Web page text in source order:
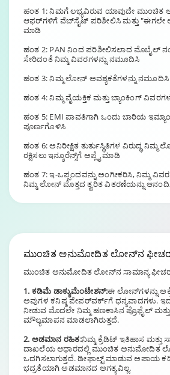
ಹಂತ 1: ನಿಮಗೆ ಲಭ್ಯವಿರುವ ಯಾವುದೇ
ಆಫರ್‌ಗಳಿಗೆ ವೆಬ್‌ಸೈಟ್ ಪರಿಶೀಲಿಸಿ ಮತ್ತು "ಈಗಲೇ
ಮಾಡಿ
ಹಂತ 2: PAN ನಿಂದ ಪರಿಶೀಲಿಸಲಾದ ಮೊಬೈಲ್
ಸೇರಿದಂತೆ ನಿಮ್ಮ ವಿವರಗಳನ್ನು ನಮೂದಿಸಿ
ಹಂತ 3: ನಿಮ್ಮ ಲೋನ್ ಅವಶ್ಯಕತೆಗಳನ್ನು ನಮೂದಿಸಿ
ಹಂತ 4: ನಿಮ್ಮ ವೈಯಕ್ತಿಕ ಮತ್ತು ಬ್ಯಾಂಕಿಂಗ್
ಹಂತ 5: EMI ಪಾವತಿಗಾಗಿ ಒಂದು ಬಾರಿಯ
ಪೂರ್ಣಗೊಳಿಸಿ
ಹಂತ 6: ಅನಿರೀಕ್ಷಿತ ತುರ್ತುಸ್ಥಿತಿಗಳ ವಿರುದ್ಧ ನಿಮ್ಮ
ರಕ್ಷಿಸಲು ಇನ್ಶೂರೆನ್ಸ್‌ಗೆ ಅಪ್ಲೈ ಮಾಡಿ
ಹಂತ 7: ಇ-ಒಪ್ಪಂದವನ್ನು ಅಂಗೀಕರಿಸಿ, ನಿಮ್ಮ
ನಿಮ್ಮ ಲೋನ್ ಮೊತ್ತದ ತ್ವರಿತ ವಿತರಣೆಯನ್ನು
ಮುಂಚಿತಅನುಮೋದಿತ ಲೋನ್ನ
ಮುಂಚಿತ ಅನುಮೋದಿತ ಲೋನ್‌ನ ಸಾಮಾನ್ಯ
1. ಕಡಿಮೆ ಡಾಕ್ಯುಮೆಂಟೇಶನ್:ಈ ಲೋನ್‌ಗಳನ್ನು
ಅವುಗಳ ಕನಿಷ್ಠ ಪೇಪರ್‌ವರ್ಕ್‌ಗೆ ಧನ್ಯವಾದಗಳು.
ನೀಡುವ ಮೊದಲೇ ನಿಮ್ಮ ಹಣಕಾಸಿನ ಪ್ರೊಫೈಲ್
ಮೌಲ್ಯಮಾಪನ ಮಾಡಲಾಗಿರುತ್ತದೆ.
2. ಅಡಮಾನ ರಹಿತ:ನಿಮ್ಮ ಕ್ರೆಡಿಟ್ ಇತಿಹಾಸ ಮತ್ತು
ದಾಖಲೆಯ ಆಧಾರದಲ್ಲಿ ಮುಂಚಿತ ಅನುಮೋದಿತ
ಒದಗಿಸಲಾಗುತ್ತದೆ. ಡೀಫಾಲ್ಟ್ ಮಾಡುವ ಅಪಾಯ
ಭದ್ರತೆಯಾಗಿ ಅಡಮಾನದ ಅಗತ್ಯವಿಲ್ಲ.